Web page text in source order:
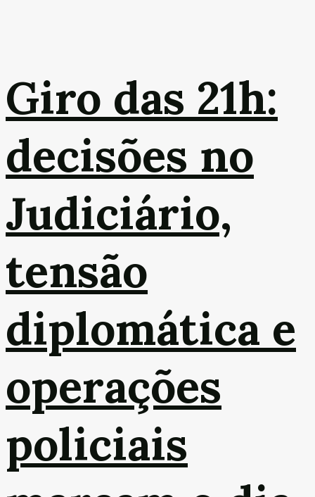
Giro das 21h:
decisões no
Judiciário,
tensão
diplomática e
operações
policiais